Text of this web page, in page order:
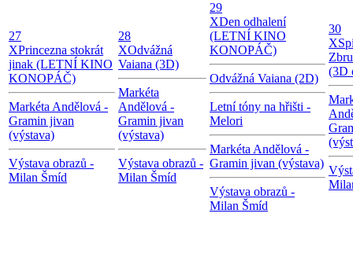
27
XPrincezna stokrát
jinak (LETNÍ KINO
KONOPÁČ)
Markéta Andělová -
Gramin jivan
(výstava)
Výstava obrazů -
Milan Šmíd
28
XOdvážná
Vaiana (3D)
Markéta
Andělová -
Gramin jivan
(výstava)
Výstava obrazů -
Milan Šmíd
29
XDen odhalení
(LETNÍ KINO
KONOPÁČ)
Odvážná Vaiana (2D)
Letní tóny na hřišti -
Melori
Markéta Andělová -
Gramin jivan (výstava)
Výstava obrazů -
Milan Šmíd
30
X
(3D